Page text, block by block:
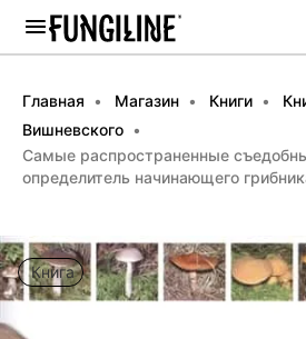
Главная Магазин Книги
Вишневского
Самые распространенные
определитель начинающего
Книга